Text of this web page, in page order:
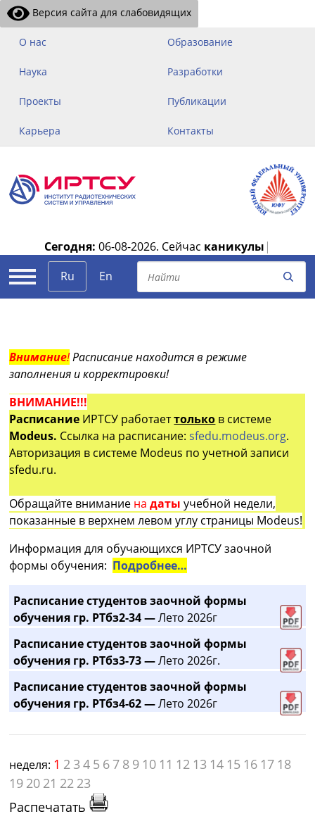
Версия сайта для слабовидящих
О нас Образование
Наука Разработки
Проекты Публикации
Карьера Контакты
Сегодня: 06-08-2026. Сейчас каникулы |
Ru
En
Внимание!Расписание находится в режиме
заполнения и корректировки!
ВНИМАНИЕ!!!
Расписание ИРТСУ работаеттолько в системе
Modeus. Ссылка на расписание:sfedu.modeus.org.
Авторизация в системе Modeus по учетной записи
sfedu.ru.
Обращайте внимание на датыучебной недели,
показанные в верхнем левом углу страницы Modeus!
Информация для обучающихся ИРТСУ заочной
формы обучения: Подробнее…
Расписание студентов заочной формы
обучения гр. РТбз2-34 —Лето 2026г
Расписание студентов заочной формы
обучения гр. РТбз3-73 —Лето 2026г.
Расписание студентов заочной формы
обучения гр. РТбз4-62 —Лето 2026г
неделя: 1 2 3 4 5 6 7 8 9 10 11 12 13 14 15 16 17 18
19 20 21 22 23
Распечатать